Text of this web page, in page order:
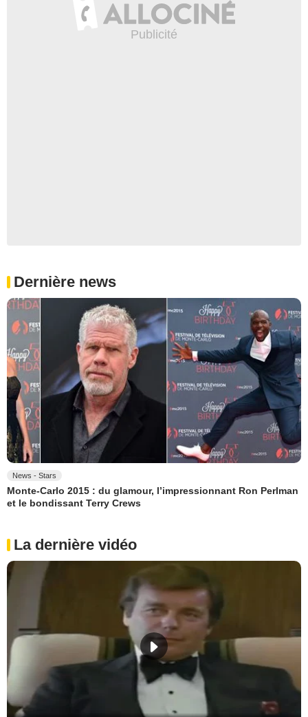
Dernière news
News - Stars
Monte-Carlo 2015 : du glamour, l’impressionnant Ron Perlman
et le bondissant Terry Crews
La dernière vidéo